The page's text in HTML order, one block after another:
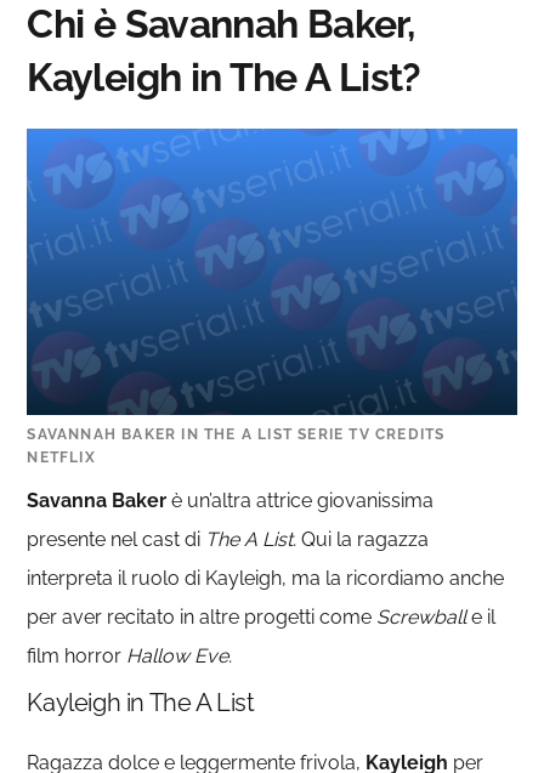
Chi è Savannah Baker,
Kayleigh in The A List?
SAVANNAH BAKER IN THE A LIST SERIE TV CREDITS
NETFLIX
Savanna Bakerè un’altra attrice giovanissima
presente nel cast di The A List.Qui la ragazza
interpreta il ruolo di Kayleigh, ma la ricordiamo anche
per aver recitato in altre progetti come Screwballe il
film horror Hallow Eve.
Kayleigh in The A List
Ragazza dolce e leggermente frivola, Kayleigh per